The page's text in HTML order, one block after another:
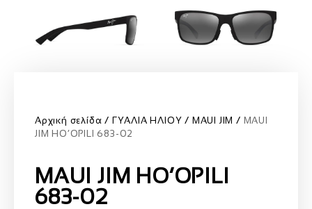
Αρχική σελίδα ΓΥΑΛΙΑ ΗΛΙΟΥ MAUI JIM
MAUI
JIM HO’OPILI 683-02
MAUI JIM HO’OPILI
683-02